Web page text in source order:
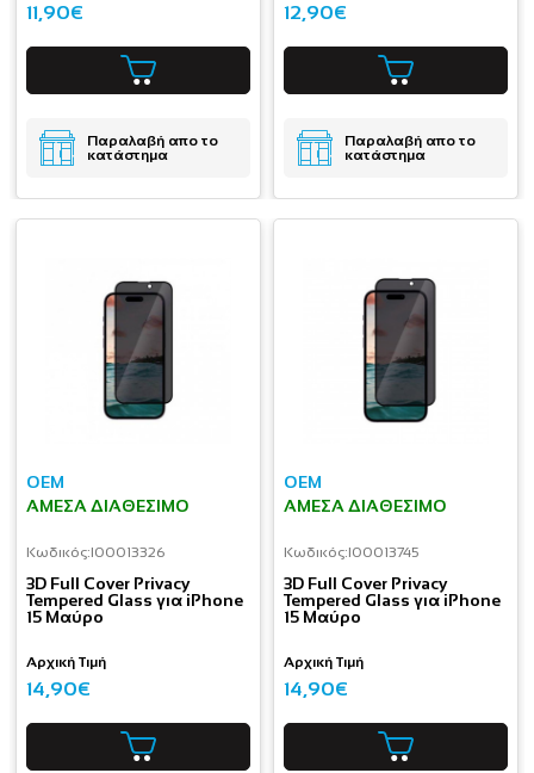
11,90€
Παραλαβή απο το
κατάστημα
12,90€
Παραλαβή απο το
κατάστημα
OEM
ΆΜΕΣΑ ΔΙΑΘΈΣΙΜΟ
Κωδικός:I00013326
3D Full Cover Privacy
Tempered Glass για iPhone
15 Μαύρο
Αρχική Τιμή
14,90€
OEM
ΆΜΕΣΑ ΔΙΑΘΈΣΙΜΟ
Κωδικός:I00013745
3D Full Cover Privacy
Tempered Glass για iPhone
15 Μαύρο
Αρχική Τιμή
14,90€